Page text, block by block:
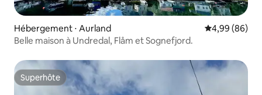
Hébergement ⋅ Aurland Évaluation
4,99 (86)
Belle maison à Undredal, Flåm et Sognefjord.
Superhôte
Superhôte